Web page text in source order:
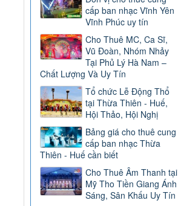
cấp ban nhạc Vĩnh Yên
Vĩnh Phúc uy tín
Cho Thuê MC, Ca Sĩ,
Vũ Đoàn, Nhóm Nhảy
Tại Phủ Lý Hà Nam –
Chất Lượng Và Uy Tín
Tổ chức Lễ Động Thổ
tại Thừa Thiên - Huế,
Hội Thảo, Hội Nghị
Bảng giá cho thuê cung
cấp ban nhạc Thừa
Thiên - Huế cần biết
Cho Thuê Âm Thanh tại
Mỹ Tho Tiền Giang Ánh
Sáng, Sân Khấu Uy Tín